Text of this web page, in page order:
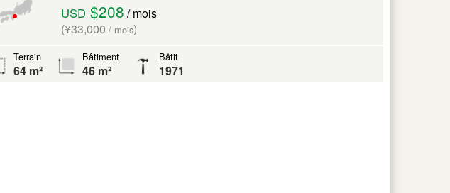
USD $208 / mois
(¥33,000 / mois)
Terrain
64 m²
Bâtiment
46 m²
Bâtit
1971